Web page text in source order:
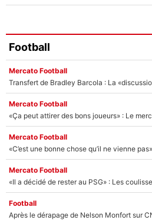
Football
Mercato Football
Mercato Football
Mercato Football
Mercato Football
Football